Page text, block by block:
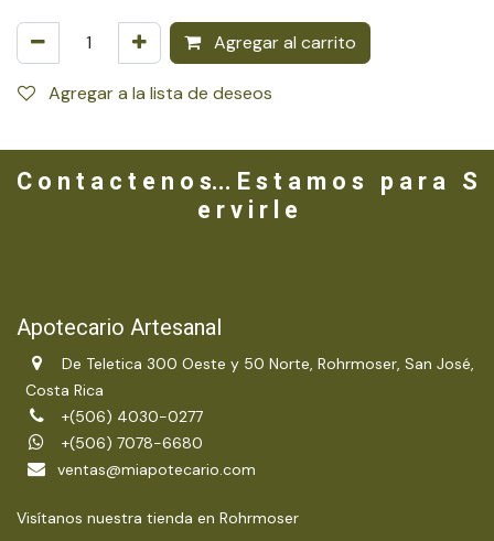
Agregar al carrito
Agregar a la lista de deseos
C o n t a c t e n o s... E s t a m o s p a r a S
e r v i r l e
Apotecario Artesanal
De Teletica 300 Oeste y 50 Norte, Rohrmoser, San José,
Costa Rica
+(506) 4030-0277
+(506) 7078-6680
ventas@miapotecario.com
Visítanos nuestra tienda en Rohrmoser